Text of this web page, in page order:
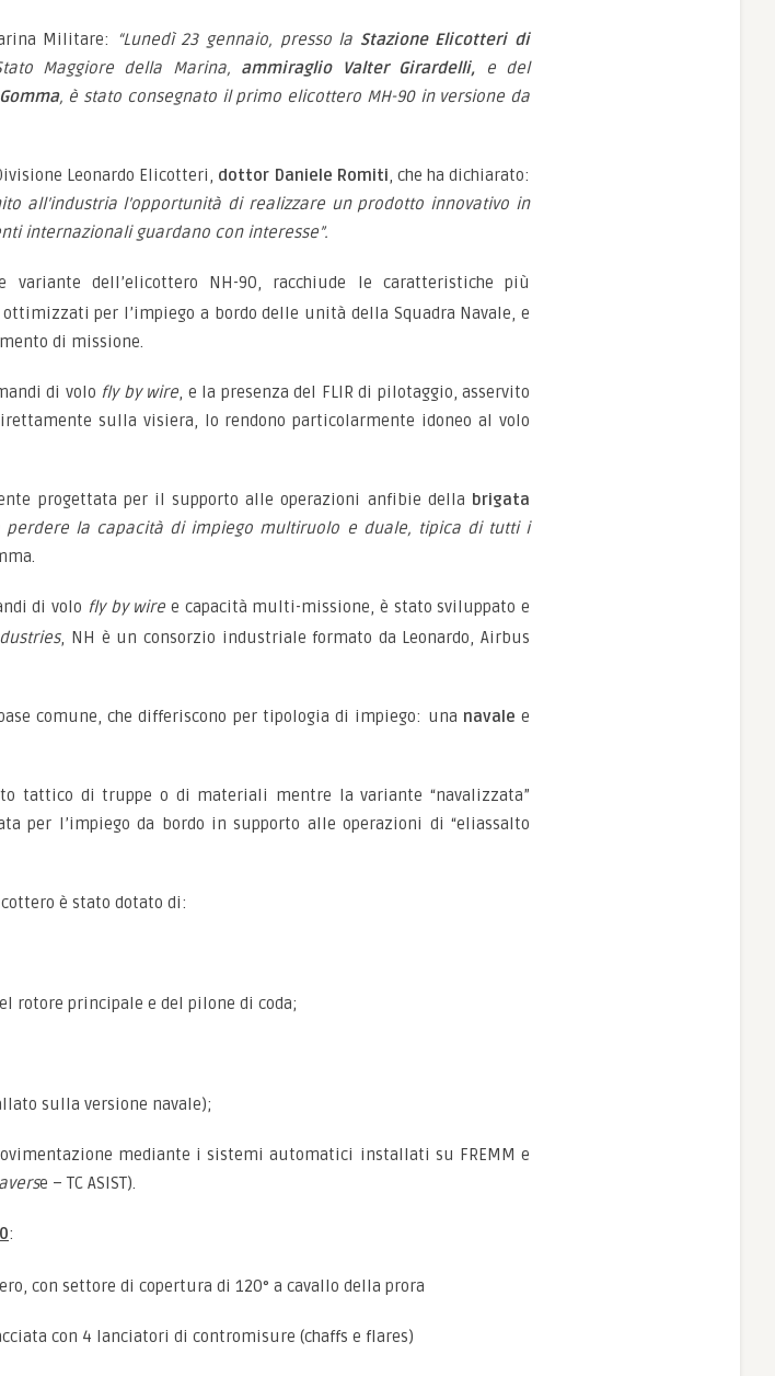
Militare: “Lunedì 23 gennaio, presso la Stazione Elicotteri di
Maggiore della Marina, ammiraglio Valter Girardelli, e del
, è stato consegnato il primo elicottero MH-90 in versione da
Leonardo Elicotteri, dottor Daniele Romiti, che ha dichiarato:
all’industria l’opportunità di realizzare un prodotto innovativo in
internazionali guardano con interesse”.
variante dell’elicottero NH-90, racchiude le caratteristiche più
per l’impiego a bordo delle unità della Squadra Navale, e
di missione.
di volo fly by wire, e la presenza del FLIR di pilotaggio, asservito
sulla visiera, lo rendono particolarmente idoneo al volo
progettata per il supporto alle operazioni anfibie della brigata
perdere la capacità di impiego multiruolo e duale, tipica di tutti i
di volo fly by wire e capacità multi-missione, è stato sviluppato e
, NH è un consorzio industriale formato da Leonardo, Airbus
comune, che differiscono per tipologia di impiego: una navale e
tattico di truppe o di materiali mentre la variante “navalizzata”
per l’impiego da bordo in supporto alle operazioni di “eliassalto
è stato dotato di:
principale e del pilone di coda;
sulla versione navale);
mediante i sistemi automatici installati su FREMM e
e – TC ASIST).
:
con settore di copertura di 120° a cavallo della prora
con 4 lanciatori di contromisure (chaffs e flares)